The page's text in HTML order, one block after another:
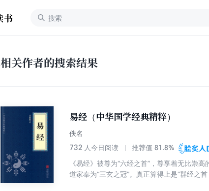
相关作者的搜索结果
易经（中华国学经典精粹）
佚名
732 人今日阅读 推荐值 81.8%
《易经》被尊为“六经之首”，尊享着无比崇
道家奉为“三玄之冠”。真正算得上是“群经之